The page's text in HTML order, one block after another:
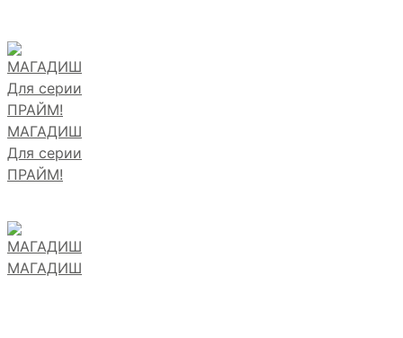
МАГАДИШ
Для серии
ПРАЙМ!
МАГАДИШ